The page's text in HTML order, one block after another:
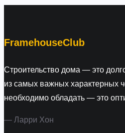
FramehouseClub
Строительство дома — это
из самых важных характерных
необходимо обладать — это
— Ларри Хон